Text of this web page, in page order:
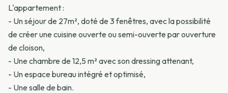
L'appartement :
- Un séjour de 27m², doté de 3 fenêtres, avec la possibilité
de créer une cuisine ouverte ou semi-ouverte par ouverture
de cloison,
- Une chambre de 12,5 m² avec son dressing attenant,
- Un espace bureau intégré et optimisé,
- Une salle de bain.